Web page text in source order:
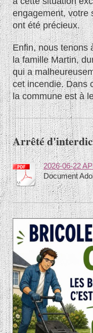
engagement, votre
ont été précieux.
Enfin, nous tenons
la famille Martin,
qui a
cet incendie. Dans
la commune est à
Arrêté
2026-06-22
Document